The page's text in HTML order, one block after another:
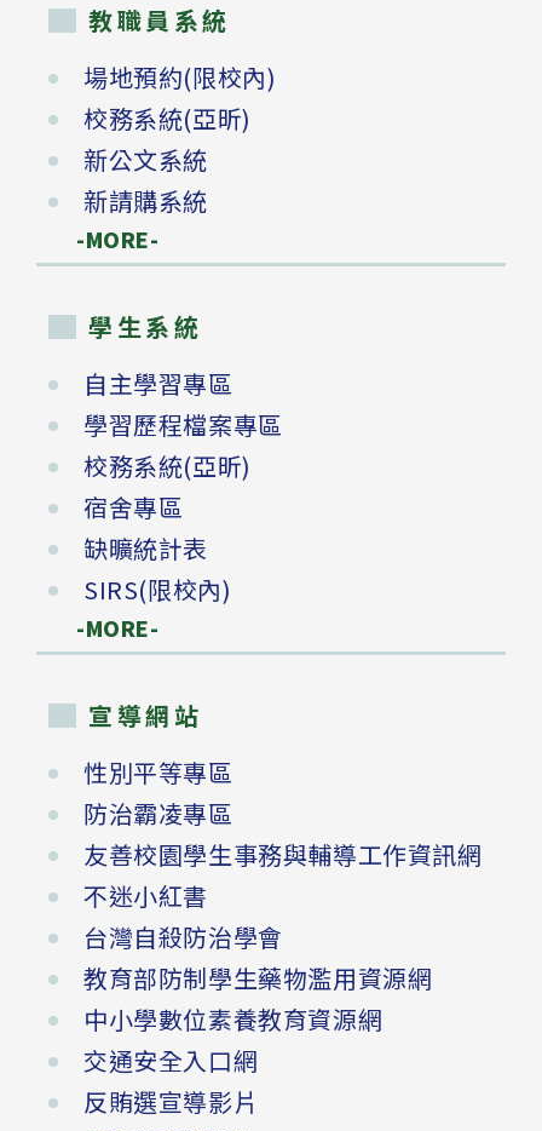
教職員系統
場地預約(限校內)
校務系統(亞昕)
新公文系統
新請購系統
-MORE-
學生系統
自主學習專區
學習歷程檔案專區
校務系統(亞昕)
宿舍專區
缺曠統計表
SIRS(限校內)
-MORE-
宣導網站
性別平等專區
防治霸凌專區
友善校園學生事務與輔導工作資訊網
不迷小紅書
台灣自殺防治學會
教育部防制學生藥物濫用資源網
中小學數位素養教育資源網
交通安全入口網
反賄選宣導影片